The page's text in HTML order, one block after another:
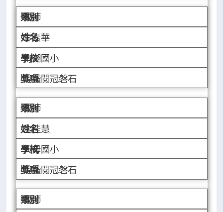
教師
李素華
南湖國小
悅讀閱冠磐石
教師
沈佳慧
天母國小
悅讀閱冠磐石
教師